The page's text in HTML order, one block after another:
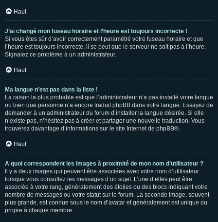
Haut
J’ai changé mon fuseau horaire et l’heure est toujours incorrecte !
Si vous êtes sûr d’avoir correctement paramétré votre fuseau horaire et que
l’heure est toujours incorrecte, il se peut que le serveur ne soit pas à l’heure.
Signalez ce problème à un administrateur.
Haut
Ma langue n’est pas dans la liste !
La raison la plus probable est que l’administrateur n’a pas installé votre langue
ou bien que personne n’a encore traduit phpBB dans votre langue. Essayez de
demander à un administrateur du forum d’installer la langue désirée. Si elle
n’existe pas, n’hésitez pas à créer et partager une nouvelle traduction. Vous
trouverez davantage d’informations sur le site Internet de phpBB®.
Haut
A quoi correspondent les images à proximité de mon nom d’utilisateur ?
Il y a deux images qui peuvent être associées avec votre nom d’utilisateur
lorsque vous consultez les messages d’un sujet. L’une d’elles peut être
associée à votre rang, généralement des étoiles ou des blocs indiquant votre
nombre de messages ou votre statut sur le forum. La seconde image, souvent
plus grande, est connue sous le nom d’avatar et généralement est unique ou
propre à chaque membre.